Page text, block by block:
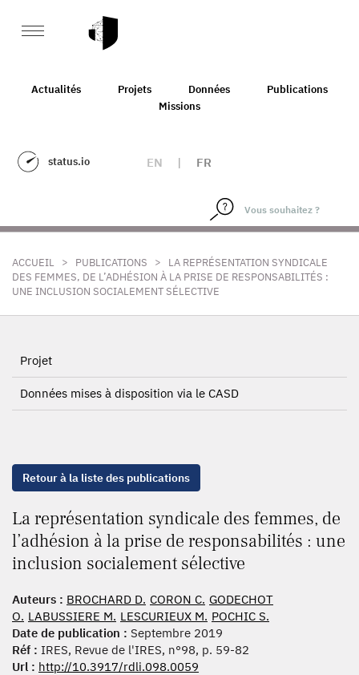
Actualités Projets Données
Publications
Missions
status.io EN | FR
ACCUEIL > PUBLICATIONS >
LA REPRÉSENTATION SYNDICALE
DES FEMMES, DE L’ADHÉSION À LA PRISE DE RESPONSABILITÉS :
UNE INCLUSION SOCIALEMENT SÉLECTIVE
Projet
Données mises à disposition via le CASD
Retour à la liste des publications
La représentation syndicale des femmes, de
l’adhésion à la prise de responsabilités : une
inclusion socialement sélective
Auteurs : BROCHARD D. CORON C. GODECHOT
O. LABUSSIERE M. LESCURIEUX M. POCHIC S.
Date de publication : Septembre 2019
Réf : IRES, Revue de l'IRES, n°98, p. 59-82
Url : http://10.3917/rdli.098.0059